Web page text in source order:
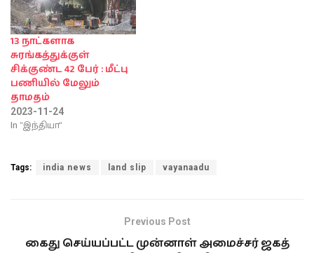
13 நாட்களாக
சுரங்கத்துக்குள்
சிக்குண்ட 42 பேர் : மீட்பு
பணியில் மேலும்
தாமதம்
2023-11-24
In "இந்தியா"
Tags: india news land slip vayanaadu
Previous Post
கைது செய்யப்பட்ட முன்னாள் அமைச்சர் ஜகத்